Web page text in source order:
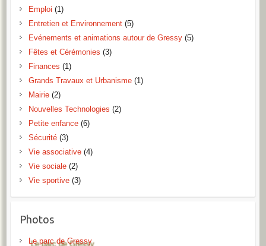
Emploi (1)
Entretien et Environnement(5)
Evénements et animations autour de Gressy(5)
Fêtes et Cérémonies (3)
Finances (1)
Grands Travaux et Urbanisme(1)
Mairie(2)
Nouvelles Technologies (2)
Petite enfance(6)
Sécurité(3)
Vie associative(4)
Vie sociale(2)
Vie sportive(3)
Photos
Le parc de Gressy